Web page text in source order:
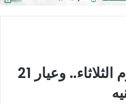
سعر الذهب اليوم الثلاثاء.. وعيار 21